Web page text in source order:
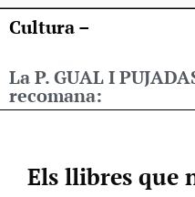
Cultura –
La P. GUAL I
recomana:
Els llibres que